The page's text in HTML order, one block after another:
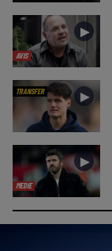
AVIS
►
TRANSFER ►
MEDIE
►